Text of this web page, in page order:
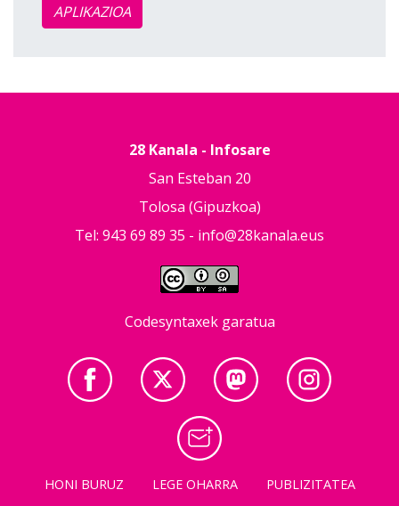
APLIKAZIOA
28 Kanala - Infosare
San Esteban 20
Tolosa (Gipuzkoa)
Tel: 943 69 89 35 - info@28kanala.eus
Codesyntaxek garatua
HONI BURUZ LEGE OHARRA PUBLIZITATEA